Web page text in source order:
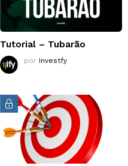
Tutorial – Tubarão
por Investfy